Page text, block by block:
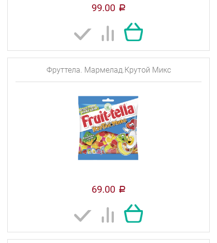
99.00 a
Фруттела. Мармелад.Крутой Микс
69.00 a